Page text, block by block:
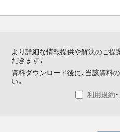
より詳細な情報提供や解決のご提
だきます。
資料ダウンロード後に、当該資料
い。
利用規約・